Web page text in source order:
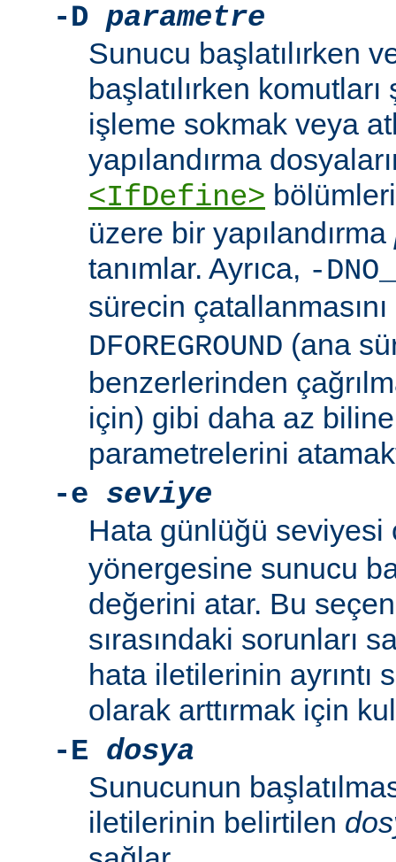
-D parametre
Sunucu başlatılırken
başlatılırken
işleme sokmak veya
yapılandırma
<IfDefine>
üzere bir yapılandırma
tanımlar. Ayrıca, -
sürecin
DFOREGROUND (ana
benzerlerinden
için) gibi daha az
parametrelerini
-e seviye
Hata günlüğü
yönergesine sunucu
değerini atar. Bu
sırasındaki sorunları
hata iletilerinin ayrıntı
olarak arttırmak için
-E dosya
Sunucunun
iletilerinin belirtilen